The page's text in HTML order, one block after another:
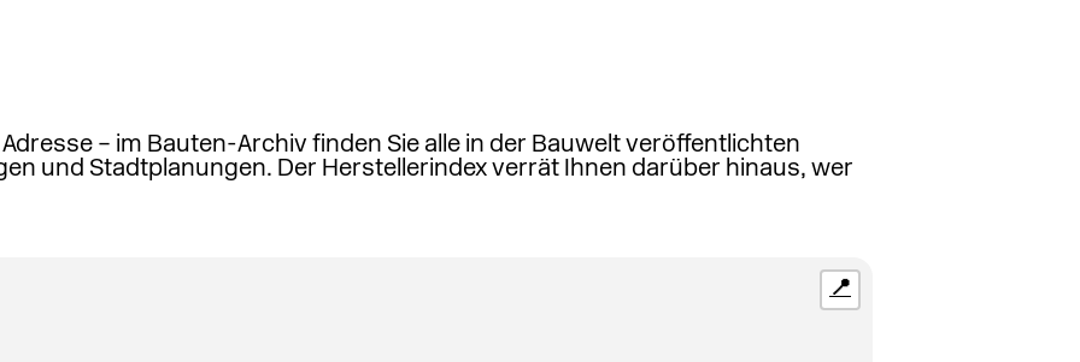
– im Bauten-Archiv finden Sie alle in der Bauwelt veröffentlichten
und Stadtplanungen. Der Herstellerindex verrät Ihnen darüber hinaus, wer
📍